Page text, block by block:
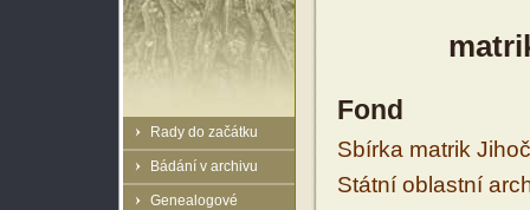
Rady do začátku
Bádání v archivu
Genealogové
Fond
Sbírka matrik
Státní oblastní